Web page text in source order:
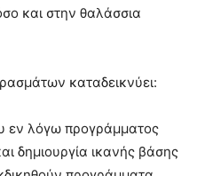
και στην θαλάσσια
καταδεικνύει:
εν λόγω προγράμματος
δημιουργία ικανής βάσης